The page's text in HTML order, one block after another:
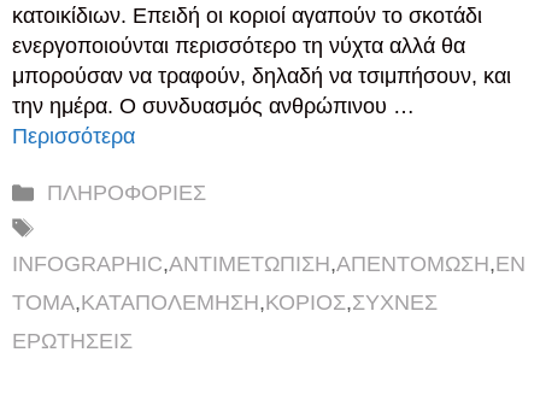
κατοικίδιων. Επειδή οι κοριοί αγαπούν το σκοτάδι
ενεργοποιούνται περισσότερο τη νύχτα αλλά θα
μπορούσαν να τραφούν, δηλαδή να τσιμπήσουν, και
την ημέρα. Ο συνδυασμός ανθρώπινου …
Περισσότερα
Κατηγορίες
ΠΛΗΡΟΦΟΡΙΕΣ
INFOGRAPHIC,ΑΝΤΙΜΕΤΩΠΙΣΗ,ΑΠΕΝΤΟΜΩΣΗ,ΕΝ
ΤΟΜΑ,ΚΑΤΑΠΟΛΕΜΗΣΗ,ΚΟΡΙΟΣ,ΣΥΧΝΕΣ
ΕΡΩΤΗΣΕΙΣ